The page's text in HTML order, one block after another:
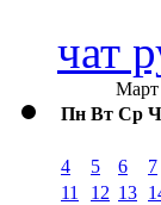
чат
Март
Пн Вт Ср
4
5 6 7
11
12 13